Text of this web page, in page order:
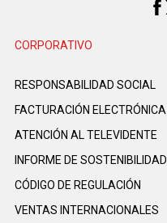
CORPORATIVO
RESPONSABILIDAD SOCIAL
FACTURACIÓN ELECTRÓNICA
ATENCIÓN AL TELEVIDENTE
INFORME DE SOSTENIBILIDAD
CÓDIGO DE REGULACIÓN
VENTAS INTERNACIONALES